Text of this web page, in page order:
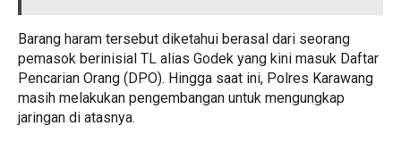
Barang haram tersebut diketahui berasal dari seorang
pemasok berinisial TL alias Godek yang kini masuk Daftar
Pencarian Orang (DPO). Hingga saat ini, Polres Karawang
masih melakukan pengembangan untuk mengungkap
jaringan di atasnya.